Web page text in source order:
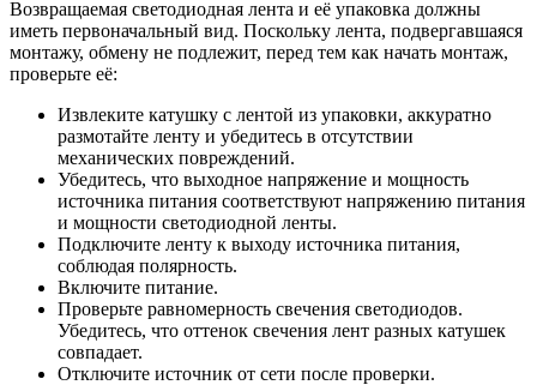
Возвращаемая светодиодная лента и её упаковка должны
иметь первоначальный вид. Поскольку лента, подвергавшаяся
монтажу, обмену не подлежит, перед тем как начать монтаж,
проверьте её:
Извлеките катушку с лентой из упаковки, аккуратно
размотайте ленту и убедитесь в отсутствии
механических повреждений.
Убедитесь, что выходное напряжение и мощность
источника питания соответствуют напряжению питания
и мощности светодиодной ленты.
Подключите ленту к выходу источника питания,
соблюдая полярность.
Включите питание.
Проверьте равномерность свечения светодиодов.
Убедитесь, что оттенок свечения лент разных катушек
совпадает.
Отключите источник от сети после проверки.